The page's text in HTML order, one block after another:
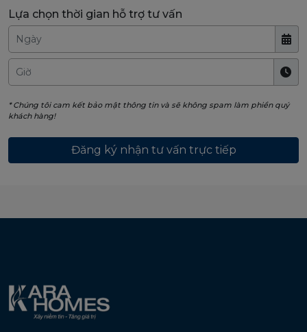
Lựa chọn thời gian hỗ trợ tư vấn
* Chúng tôi cam kết bảo mật thông tin và sẽ không spam làm phiền quý
khách hàng!